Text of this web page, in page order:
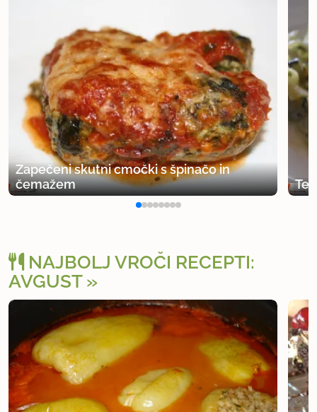
Zapečeni skutni cmočki s špinačo in
čemažem
NAJBOLJ VROČI RECEPTI:
AVGUST